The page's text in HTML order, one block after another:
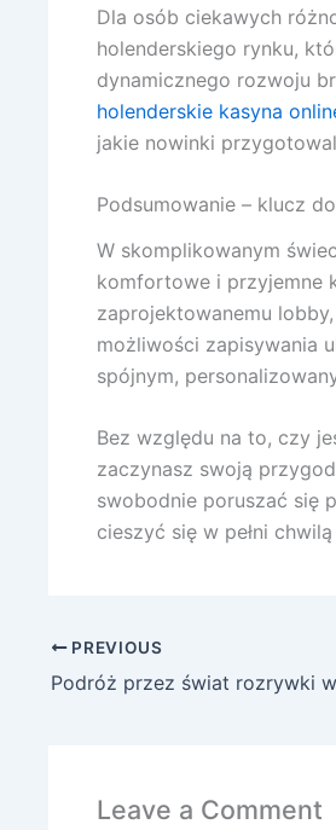
Dla osób ciekawych
holenderskiego rynku,
dynamicznego rozwoju
holenderskie kasyna
jakie nowinki
Podsumowanie – klucz
W skomplikowanym
komfortowe i przyjemne
zaprojektowanemu
możliwości zapisywania
spójnym,
Bez względu na to, czy
zaczynasz swoją
swobodnie poruszać się
cieszyć się w pełni
PREVIOUS
Leave a Comment